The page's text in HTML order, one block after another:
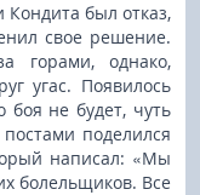
был отказ,
свое решение.
горами, однако,
угас. Появилось
не будет, чуть
поделился
написал: «Мы
болельщиков. Все